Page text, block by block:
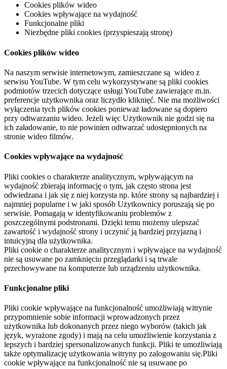
Cookies plików wideo
Cookies wpływające na wydajność
Funkcjonalne pliki
Niezbędne pliki cookies (przyspieszają stronę)
Cookies plików wideo
Na naszym serwisie internetowym, zamieszczane są wideo z
serwisu YouTube. W tym celu wykorzystywane są pliki cookies
podmiotów trzecich dotyczące usługi YouTube zawierające m.in.
preferencje użytkownika oraz liczydło kliknięć. Nie ma możliwości
wyłączenia tych plików cookies ponieważ ładowane są dopiero
przy odtwarzaniu wideo. Jeżeli więc Użytkownik nie godzi się na
ich załadowanie, to nie powinien odtwarzać udostępnionych na
stronie wideo filmów.
Cookies wpływające na wydajność
Pliki cookies o charakterze analitycznym, wpływającym na
wydajność zbierają informację o tym, jak często strona jest
odwiedzana i jak się z niej korzysta np. które strony są najbardziej i
najmniej popularne i w jaki sposób Użytkownicy poruszają się po
serwisie. Pomagają w identyfikowaniu problemów z
poszczególnymi podstronami. Dzięki temu możemy ulepszać
zawartość i wydajność strony i uczynić ją bardziej przyjazną i
intuicyjną dla użytkownika.
Pliki cookie o charakterze analitycznym i wpływające na wydajność
nie są usuwane po zamknięciu przeglądarki i są trwale
przechowywane na komputerze lub urządzeniu użytkownika.
Funkcjonalne pliki
Pliki cookie wpływające na funkcjonalność umożliwiają witrynie
przypomnienie sobie informacji wprowadzonych przez
użytkownika lub dokonanych przez niego wyborów (takich jak
język, wyrażone zgody) i mają na celu umożliwienie korzystania z
lepszych i bardziej spersonalizowanych funkcji. Pliki te umożliwiają
także optymalizację użytkowania witryny po zalogowaniu się.Pliki
cookie wpływające na funkcjonalność nie są usuwane po